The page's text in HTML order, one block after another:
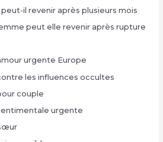
peut-il revenir après plusieurs mois
peut elle revenir après rupture
urgente Europe
les influences occultes
couple
urgente